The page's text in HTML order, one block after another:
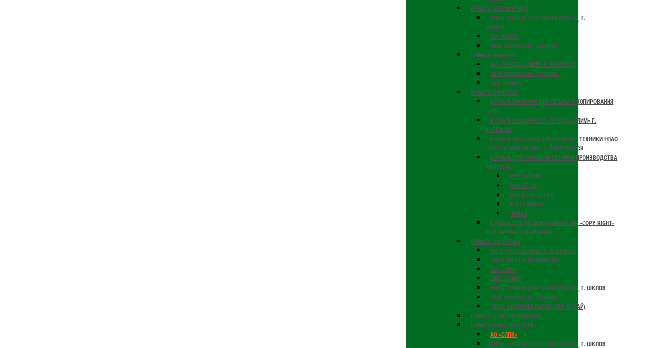
БУМАГА ОБЛОЖЕЧНАЯ
РПУП «ЗАВОД ГАЗЕТНОЙ БУМАГИ», Г.
ШКЛОВ
АО «ВОЛГА»
КБФ ФИЛИАЛ АО «ГОЗНАК»
БУМАГА ОБОЙНАЯ
АО «ГРУППА «ИЛИМ» Г. КОРЯЖМА
КБФ ФИЛИАЛ АО «ГОЗНАК»
ЦБК «КАМА»
БУМАГА ОФИСНАЯ
БУМАГА ОФИСНАЯ ДЛЯ ПЕЧАТИ И КОПИРОВАНИЯ
«АРР»
БУМАГА ОФИСНАЯ АО «ГРУППА «ИЛИМ» Г.
КОРЯЖМА
БУМАГА ЛИСТОВАЯ ДЛЯ ОФИСНОЙ ТЕХНИКИ НПАО
«СВЕТОГОРСКИЙ ЦБК» Г. СВЕТОГОРСК
БУМАГА ДЛЯ ОФИСНОЙ ТЕХНИКИ ПРОИЗВОДСТВА
АО «СЛПК»
CARTBLANK
PROJECTA
PROJECTA ULTRA
СНЕГУРОЧКА
ЧАЙКА
БУМАГА ДЛЯ КСЕРОКОПИРОВАНИЯ «COPY RIGHT»
КБФ ФИЛИАЛ АО «ГОЗНАК»
БУМАГА ОФСЕТНАЯ
АО «ГРУППА «ИЛИМ» Г. КОРЯЖМА
НПАО «СВЕТОГОРСКИЙ ЦБК»
АО «СЛПК»
ЦБК «КАМА»
РПУП «ЗАВОД ГАЗЕТНОЙ БУМАГИ», Г. ШКЛОВ
КБФ ФИЛИАЛ АО «ГОЗНАК»
NEVIA WOODFREE PAPER (APP, КИТАЙ)
БУМАГА САМОКЛЕЮЩАЯСЯ
БУМАГА ТИПОГРАФСКАЯ
АО «СЛПК»
РПУП «ЗАВОД ГАЗЕТНОЙ БУМАГИ», Г. ШКЛОВ